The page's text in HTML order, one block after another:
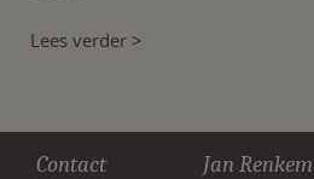
Lees verder >
Contact Jan